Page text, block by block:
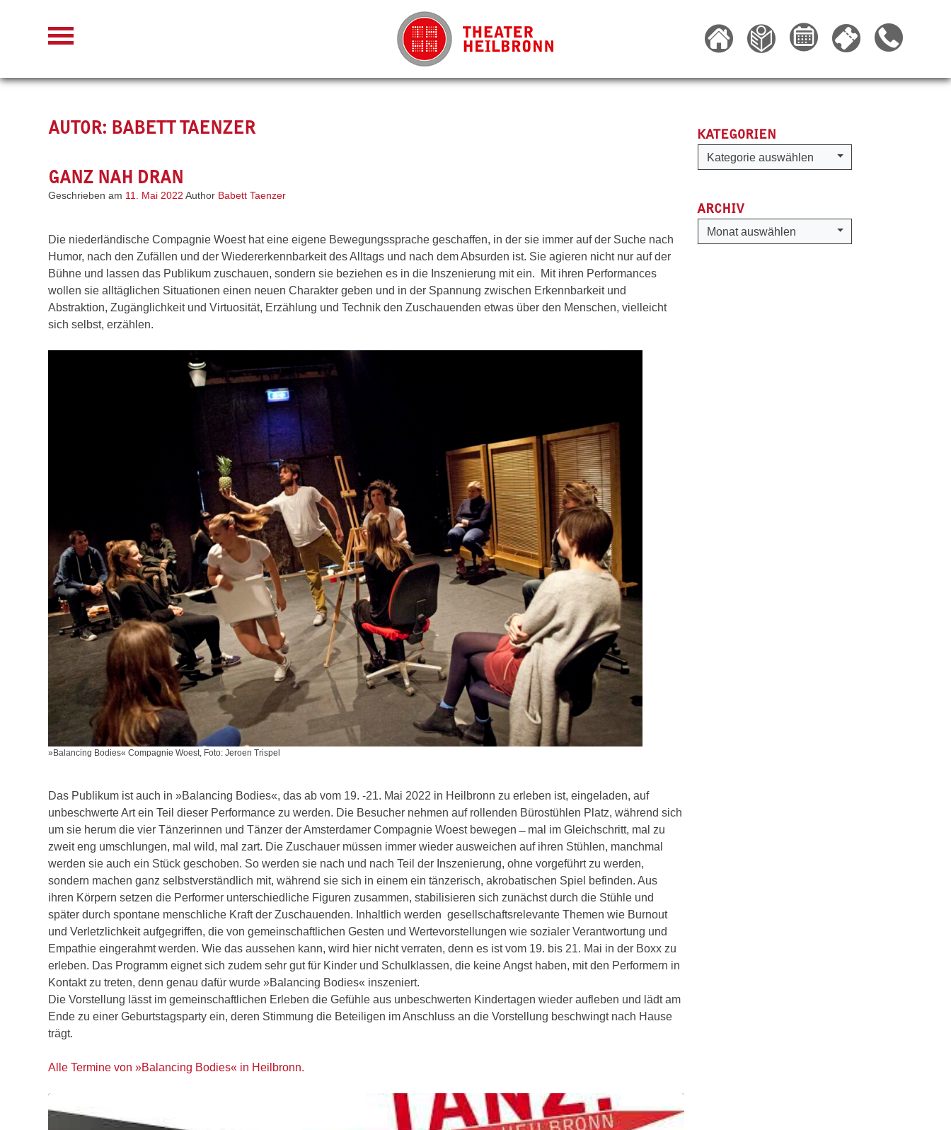
AUTOR: BABETT TAENZER
GANZ NAH DRAN
Geschrieben am 11. Mai 2022 Author Babett Taenzer
Die niederländische Compagnie Woest hat eine eigene Bewegungssprache geschaffen, in der sie immer auf der Suche nach
Humor, nach den Zufällen und der Wiedererkennbarkeit des Alltags und nach dem Absurden ist. Sie agieren nicht nur auf der
Bühne und lassen das Publikum zuschauen, sondern sie beziehen es in die Inszenierung mit ein. Mit ihren Performances
wollen sie alltäglichen Situationen einen neuen Charakter geben und in der Spannung zwischen Erkennbarkeit und
Abstraktion, Zugänglichkeit und Virtuosität, Erzählung und Technik den Zuschauenden etwas über den Menschen, vielleicht
sich selbst, erzählen.
»Balancing Bodies« Compagnie Woest, Foto: Jeroen Trispel
Das Publikum ist auch in »Balancing Bodies«, das ab vom 19. -21. Mai 2022 in Heilbronn zu erleben ist, eingeladen, auf
unbeschwerte Art ein Teil dieser Performance zu werden. Die Besucher nehmen auf rollenden Bürostühlen Platz, während sich
um sie herum die vier Tänzerinnen und Tänzer der Amsterdamer Compagnie Woest bewegen ̶ mal im Gleichschritt, mal zu
zweit eng umschlungen, mal wild, mal zart. Die Zuschauer müssen immer wieder ausweichen auf ihren Stühlen, manchmal
werden sie auch ein Stück geschoben. So werden sie nach und nach Teil der Inszenierung, ohne vorgeführt zu werden,
sondern machen ganz selbstverständlich mit, während sie sich in einem ein tänzerisch, akrobatischen Spiel befinden. Aus
ihren Körpern setzen die Performer unterschiedliche Figuren zusammen, stabilisieren sich zunächst durch die Stühle und
später durch spontane menschliche Kraft der Zuschauenden. Inhaltlich werden gesellschaftsrelevante Themen wie Burnout
und Verletzlichkeit aufgegriffen, die von gemeinschaftlichen Gesten und Wertevorstellungen wie sozialer Verantwortung und
Empathie eingerahmt werden. Wie das aussehen kann, wird hier nicht verraten, denn es ist vom 19. bis 21. Mai in der Boxx zu
erleben. Das Programm eignet sich zudem sehr gut für Kinder und Schulklassen, die keine Angst haben, mit den Performern in
Kontakt zu treten, denn genau dafür wurde »Balancing Bodies« inszeniert.
Die Vorstellung lässt im gemeinschaftlichen Erleben die Gefühle aus unbeschwerten Kindertagen wieder aufleben und lädt am
Ende zu einer Geburtstagsparty ein, deren Stimmung die Beteiligen im Anschluss an die Vorstellung beschwingt nach Hause
trägt.
Alle Termine von »Balancing Bodies« in Heilbronn.
KATEGORIEN
Kategorien
Kategorie auswählen
ARCHIV
Archiv
Monat auswählen